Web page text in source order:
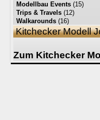
Modellbau Events (15)
Trips & Travels (12)
Walkarounds (16)
Kitchecker Modell
Zum Kitchecker